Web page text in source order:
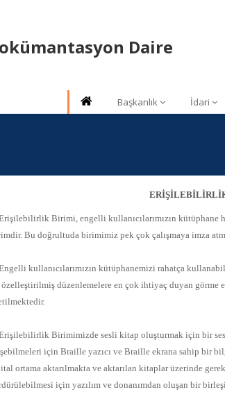
Daire
Başkanlık İdari
Birimi, engelli kullanıcılarımızın kütüphane
Bu doğrultuda birimimiz pek çok çalışmaya imza
kullanıcılarımızın kütüphanemizi rahatça
düzenlemelere en çok ihtiyaç duyan görme
Birimimizde sesli kitap oluşturmak için bir ses
için Braille yazıcı ve Braille ekrana sahip bir
ortama aktarılmakta ve aktarılan kitaplar üzerinde
için yazılım ve donanımdan oluşan bir